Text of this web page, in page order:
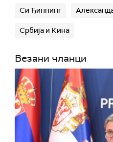
Си Ђинпинг
Србија и Кина
Везани чланци